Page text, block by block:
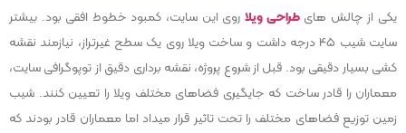
یکی از چالش هایطراحی ویلا روی این سایت، کمبود خطوط افقی بود. بیشتر
سایت شیب 45 درجه داشت و ساخت ویلا روی یک سطح غیرتراز، نیازمند نقشه
کشی بسیار دقیقی بود. قبل از شروع پروژه، نقشه برداری دقیق از توپوگرافی سایت،
معماران را قادر ساخت که جایگیری فضاهای مختلف ویلا را تعیین کنند. شیب
زمین توزیع فضاهای مختلف را تحت تاثیر قرار میداد اما معماران قادر بودند که